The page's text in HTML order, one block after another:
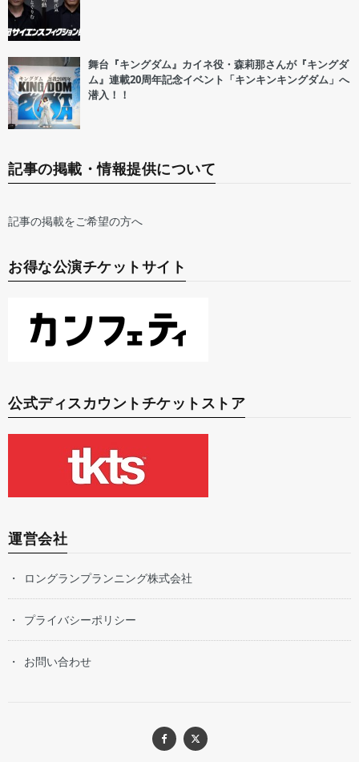
舞台『キングダム』カイネ役・森莉那さんが『キングダ
ム』連載20周年記念イベント「キンキンキングダム」へ
潜入！！
記事の掲載・情報提供について
記事の掲載をご希望の方へ
お得な公演チケットサイト
公式ディスカウントチケットストア
運営会社
ロングランプランニング株式会社
プライバシーポリシー
お問い合わせ